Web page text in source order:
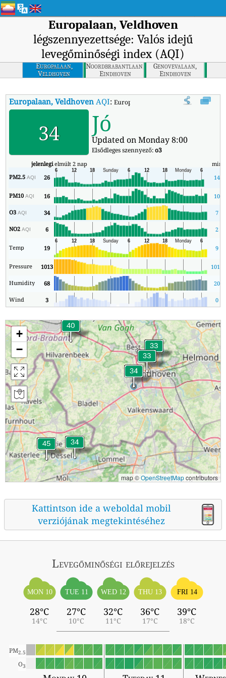
Europalaan, Veldhoven
légszennyezettsége: Valós idejű
levegőminőségi index (AQI)
Europalaan,
Veldhoven
Noordbrabantlaan,
Eindhoven
Genovevalaan,
Eindhoven
Europalaan, Veldhoven AQI:Europalaan, Veldhoven valós idejű
34 Jó
Updated on Monday 8:00
Elsődleges szennyező:o3
jelenlegielmúlt 2 nap min
PM2.5AQI 26 14
PM10AQI 16 10
O3AQI 34 7
NO2AQI 6 2
Temp 19 9
Pressure 1013 1012
Humidity 68 20
Wind 3 0
+
−
map ©OpenStreetMapcontributors
Kattintson ide a weboldal mobil
verziójának megtekintéséhez
Levegőminőségi előrejelzés
MON 10
28°C
14°C
TUE 11
27°C
10°C
WED 12
32°C
11°C
THU 13
36°C
17°C
FRI 14
39°C
18°C
PM2.5
O3